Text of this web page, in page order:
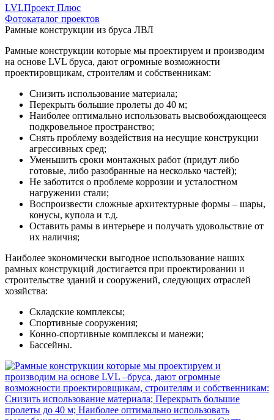
LVLПроект Плюс
Фотокаталог проектов
Рамные конструкции из бруса ЛВЛ
Рамные конструкции которые мы проектируем и производим
на основе LVL бруса, дают огромные возможности
проектировщикам, строителям и собственникам:
Снизить использование материала;
Перекрыть большие пролеты до 40 м;
Наиболее оптимально использовать высвобождающееся
подкровельное пространство;
Снять проблему воздействия на несущие конструкции
агрессивных сред;
Уменьшить сроки монтажных работ (придут либо
готовые, либо разобранные на несколько частей);
Не заботится о проблеме коррозии и усталостном
нагружении стали;
Воспроизвести сложные архитектурные формы – шары,
конусы, купола и т.д.
Оставить рамы в интерьере и получать удовольствие от
их наличия;
Наиболее экономически выгодное использование наших
рамных конструкций достигается при проектировании и
строительстве зданий и сооружений, следующих отраслей
хозяйства:
Складские комплексы;
Спортивные сооружения;
Конно-спортивные комплексы и манежи;
Бассейны.